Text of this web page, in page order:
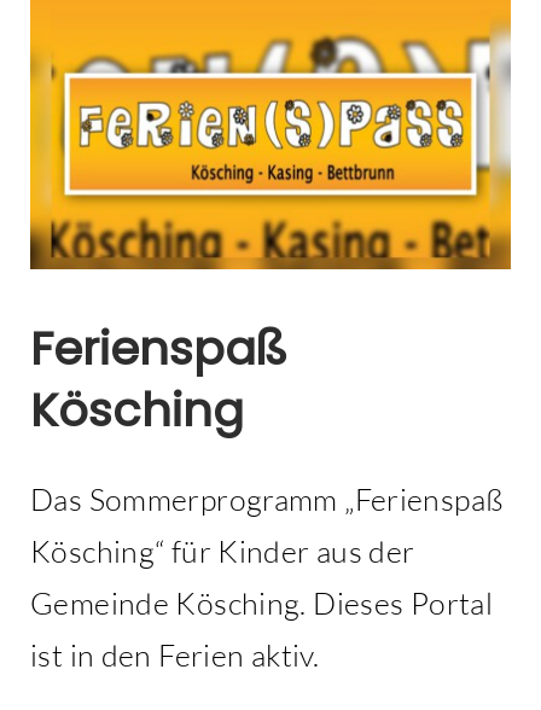
Ferienspaß
Kösching
Das Sommerprogramm „Ferienspaß
Kösching“ für Kinder aus der
Gemeinde Kösching. Dieses Portal
ist in den Ferien aktiv.